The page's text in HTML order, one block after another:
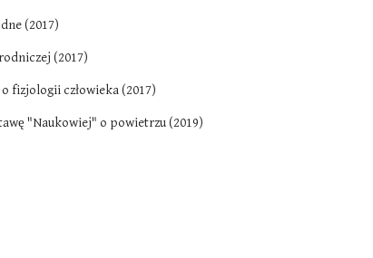
(2017)
(2017)
fizjologii człowieka (2017)
"Naukowiej" o powietrzu (2019)